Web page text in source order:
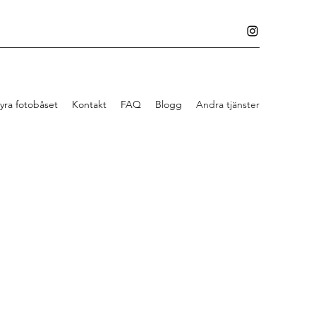
fotobåset Kontakt FAQ Blogg Andra tjänster